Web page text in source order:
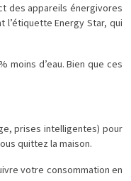
des appareils énergivores
Energy Star, qui
moins d’eau. Bien que ces
prises intelligentes) pour
quittez la maison.
votre consommation en